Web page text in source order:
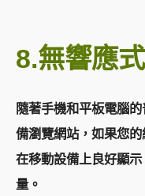
8.無響應
隨著手機和平板電腦
備瀏覽網站，如果您
在移動設備上良好顯
量。